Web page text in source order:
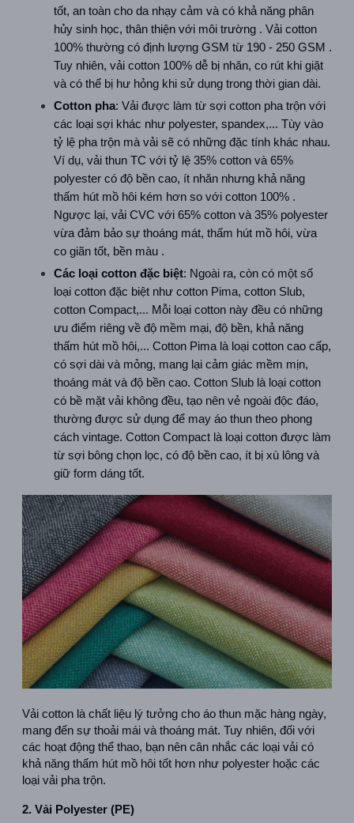
tốt, an toàn cho da nhạy cảm và có khả năng phân
hủy sinh học, thân thiện với môi trường . Vải cotton
100% thường có định lượng GSM từ 190 - 250 GSM .
Tuy nhiên, vải cotton 100% dễ bị nhăn, co rút khi giặt
và có thể bị hư hỏng khi sử dụng trong thời gian dài.
Cotton pha: Vải được làm từ sợi cotton pha trộn với
các loại sợi khác như polyester, spandex,... Tùy vào
tỷ lệ pha trộn mà vải sẽ có những đặc tính khác nhau.
Ví dụ, vải thun TC với tỷ lệ 35% cotton và 65%
polyester có độ bền cao, ít nhăn nhưng khả năng
thấm hút mồ hôi kém hơn so với cotton 100% .
Ngược lại, vải CVC với 65% cotton và 35% polyester
vừa đảm bảo sự thoáng mát, thấm hút mồ hôi, vừa
co giãn tốt, bền màu .
Các loại cotton đặc biệt: Ngoài ra, còn có một số
loại cotton đặc biệt như cotton Pima, cotton Slub,
cotton Compact,... Mỗi loại cotton này đều có những
ưu điểm riêng về độ mềm mại, độ bền, khả năng
thấm hút mồ hôi,... Cotton Pima là loại cotton cao cấp,
có sợi dài và mỏng, mang lại cảm giác mềm mịn,
thoáng mát và độ bền cao. Cotton Slub là loại cotton
có bề mặt vải không đều, tạo nên vẻ ngoài độc đáo,
thường được sử dụng để may áo thun theo phong
cách vintage. Cotton Compact là loại cotton được làm
từ sợi bông chọn lọc, có độ bền cao, ít bị xù lông và
giữ form dáng tốt.
Vải cotton là chất liệu lý tưởng cho áo thun mặc hàng ngày,
mang đến sự thoải mái và thoáng mát. Tuy nhiên, đối với
các hoạt động thể thao, bạn nên cân nhắc các loại vải có
khả năng thấm hút mồ hôi tốt hơn như polyester hoặc các
loại vải pha trộn.
2. Vải Polyester (PE)